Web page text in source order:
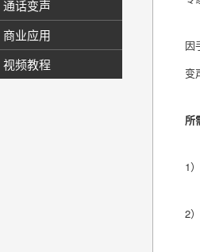
通话变声
商业应用
视频教程
因
变
所
1
2